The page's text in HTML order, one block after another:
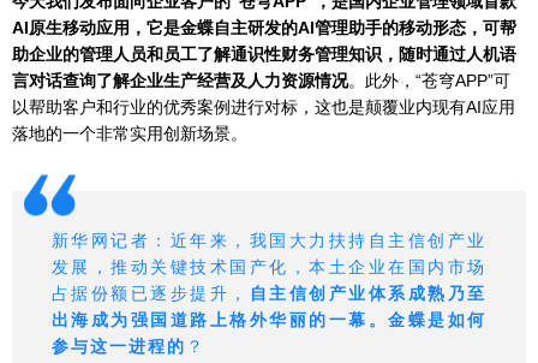
AI原生移动应用，它是金蝶自主研发的AI管理助手的移动形态，可帮
助企业的管理人员和员工了解通识性财务管理知识，随时通过人机语
言对话查询了解企业生产经营及人力资源情况。此外，“苍穹APP”可
以帮助客户和行业的优秀案例进行对标，这也是颠覆业内现有AI应用
落地的一个非常实用创新场景。
新华网记者：近年来，我国大力扶持自主信创产业
发展，推动关键技术国产化，本土企业在国内市场
占据份额已逐步提升，
自主信创产业体系成熟乃至
出海成为强国道路上格外华丽的一幕。金蝶是如何
参与这一进程的 ？